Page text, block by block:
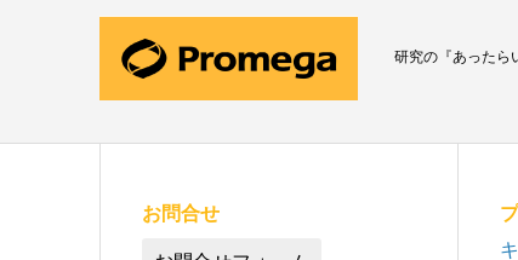
研究の『あったら
お問合せ